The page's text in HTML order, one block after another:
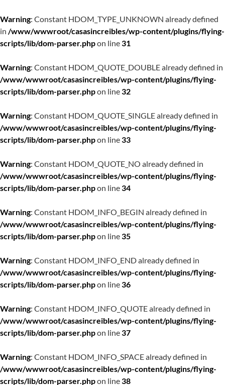
Warning: Constant HDOM_TYPE_UNKNOWN already defined
in /www/wwwroot/casasincreibles/wp-content/plugins/flying-
scripts/lib/dom-parser.phpon line31
Warning: Constant HDOM_QUOTE_DOUBLE already defined in
/www/wwwroot/casasincreibles/wp-content/plugins/flying-
scripts/lib/dom-parser.phpon line32
Warning: Constant HDOM_QUOTE_SINGLE already defined in
/www/wwwroot/casasincreibles/wp-content/plugins/flying-
scripts/lib/dom-parser.phpon line33
Warning: Constant HDOM_QUOTE_NO already defined in
/www/wwwroot/casasincreibles/wp-content/plugins/flying-
scripts/lib/dom-parser.phpon line34
Warning: Constant HDOM_INFO_BEGIN already defined in
/www/wwwroot/casasincreibles/wp-content/plugins/flying-
scripts/lib/dom-parser.phpon line35
Warning: Constant HDOM_INFO_END already defined in
/www/wwwroot/casasincreibles/wp-content/plugins/flying-
scripts/lib/dom-parser.phpon line36
Warning: Constant HDOM_INFO_QUOTE already defined in
/www/wwwroot/casasincreibles/wp-content/plugins/flying-
scripts/lib/dom-parser.phpon line37
Warning: Constant HDOM_INFO_SPACE already defined in
/www/wwwroot/casasincreibles/wp-content/plugins/flying-
scripts/lib/dom-parser.phpon line38